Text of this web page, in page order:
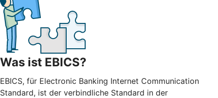
Was ist EBICS?
EBICS, für Electronic Banking Internet Communication
Standard, ist der verbindliche Standard in der